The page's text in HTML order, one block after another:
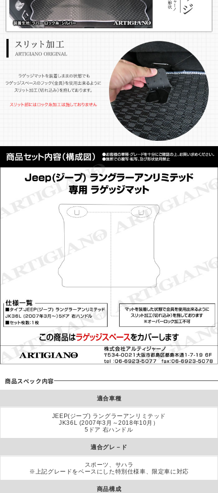
商品スぺック内容
適合車種
JEEP(ジープ) ラングラーアンリミテッド
JK36L (2007年3月～2018年10月）
5ドア 右ハンドル
適合グレ－ド
スポーツ、サハラ
※上記グレードをベースにした特別仕様車、限定車に対応
商品構成